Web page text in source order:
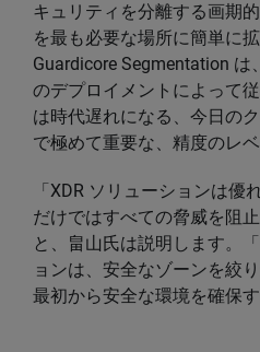
キュリティを分離する画期
を最も必要な場所に簡単に
Guardicore Segmentation
のデプロイメントによって
は時代遅れになる、今日の
で極めて重要な、精度のレ
「XDR ソリューションは
だけではすべての脅威を阻
と、畠山氏は説明します。
ョンは、安全なゾーンを絞
最初から安全な環境を確保